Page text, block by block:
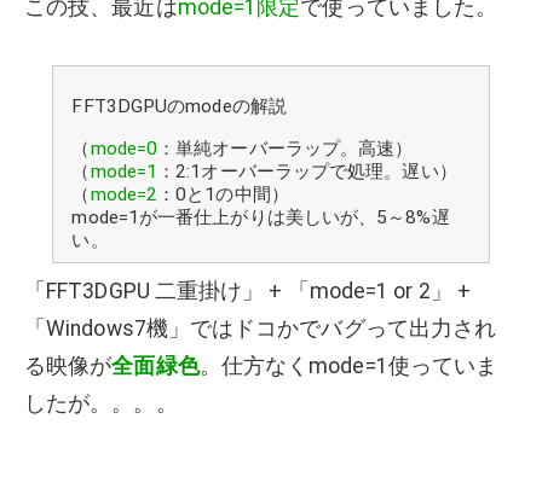
この技、最近はmode=1限定で使っていました。
FFT3DGPUのmodeの解説
（mode=0 ：単純オーバーラップ。高速）
（mode=1 ：2:1オーバーラップで処理。遅い）
（mode=2 ：0と1の中間）
mode=1が一番仕上がりは美しいが、5～8%遅
い。
「FFT3DGPU 二重掛け」 + 「mode=1 or 2」 +
「Windows7機」ではドコかでバグって出力され
る映像が全面緑色。仕方なくmode=1使っていま
したが。。。。